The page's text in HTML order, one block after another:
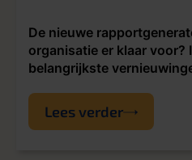
De nieuwe
organisatie er klaar
belangrijkste
Lees verder